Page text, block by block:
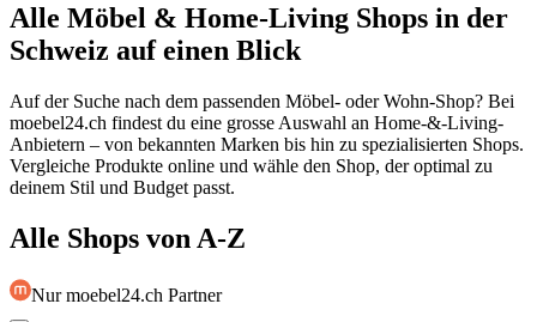
Alle Möbel & Home-Living Shops in der
Schweiz auf einen Blick
Auf der Suche nach dem passenden Möbel- oder Wohn-Shop? Bei
moebel24.ch findest du eine grosse Auswahl an Home-&-Living-
Anbietern – von bekannten Marken bis hin zu spezialisierten Shops.
Vergleiche Produkte online und wähle den Shop, der optimal zu
deinem Stil und Budget passt.
Alle Shops von A-Z
Nur moebel24.ch Partner